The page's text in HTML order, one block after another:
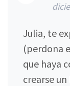
Julia, te
(perdona
que haya
crearse